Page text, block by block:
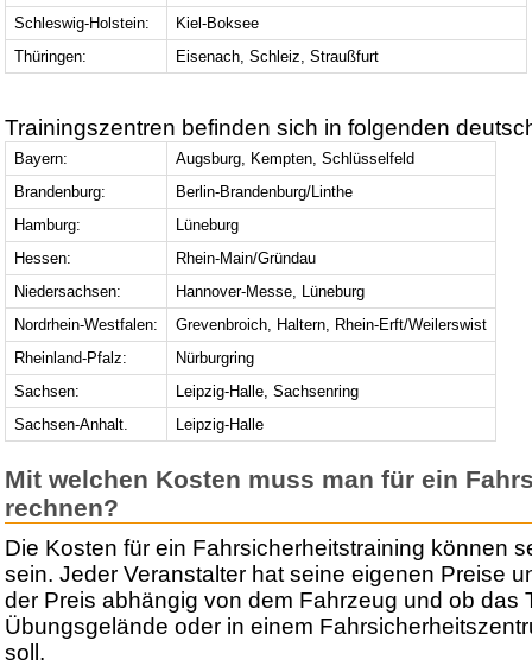
Schleswig-Holstein:
Kiel-Boksee
Thüringen:
Eisenach, Schleiz, Straußfurt
Trainingszentren befinden sich in folgenden
Bayern:
Augsburg, Kempten, Schlüsselfeld
Brandenburg:
Berlin-Brandenburg/Linthe
Hamburg:
Lüneburg
Hessen:
Rhein-Main/Gründau
Niedersachsen:
Hannover-Messe, Lüneburg
Nordrhein-Westfalen:
Grevenbroich, Haltern, Rhein-Erft/Weilerswist
Rheinland-Pfalz:
Nürburgring
Sachsen:
Leipzig-Halle, Sachsenring
Sachsen-Anhalt.
Leipzig-Halle
Mit welchen Kosten muss man für ein
rechnen?
Die Kosten für ein Fahrsicherheitstraining können
sein. Jeder Veranstalter hat seine eigenen Preise
der Preis abhängig von dem Fahrzeug und ob das
Übungsgelände oder in einem
soll.